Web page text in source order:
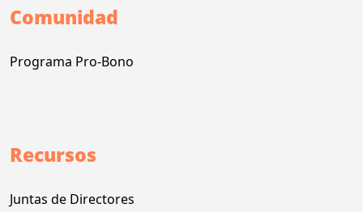
Comunidad
Programa Pro-Bono
Recursos
Juntas de Directores